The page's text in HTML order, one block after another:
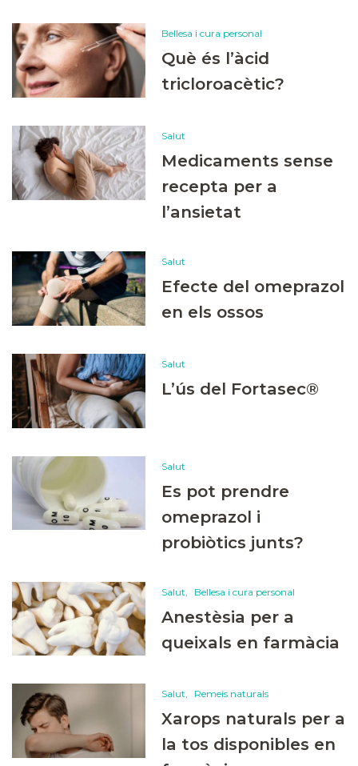
Bellesa i cura personal
Què és l’àcid
tricloroacètic?
Salut
Medicaments sense
recepta per a
l’ansietat
Salut
Efecte del omeprazol
en els ossos
Salut
L’ús del Fortasec®
Salut
Es pot prendre
omeprazol i
probiòtics junts?
Salut Bellesa i cura personal
Anestèsia per a
queixals en farmàcia
Salut Remeis naturals
Xarops naturals per a
la tos disponibles en